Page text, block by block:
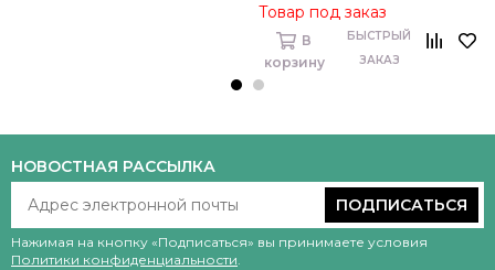
Товар под заказ
В
корзину
БЫСТРЫЙ
ЗАКАЗ
НОВОСТНАЯ РАССЫЛКА
ПОДПИСАТЬСЯ
Нажимая на кнопку «Подписаться» вы принимаете условия
Политики конфиденциальности.